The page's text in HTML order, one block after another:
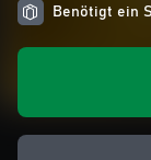
Benötigt ein